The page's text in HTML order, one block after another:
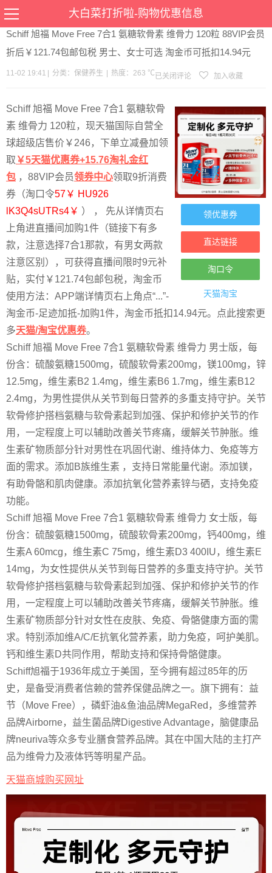
大白菜打折啦-购物优惠信息
当前位置： 优惠>保健养生>文章详情
Schiff 旭福 Move Free 7合1 氨糖软骨素 维骨力 120粒 88VIP会员
折后￥121.74包邮包税 男士、女士可选 淘金币可抵扣14.94元
11-02 19:41 分类： 保健养生 热度：263 ℃ 已关闭评论 加入收藏
领优惠券
直达链接
淘口令
天猫淘宝
Schiff 旭福 Move Free 7合1 氨糖软骨
素 维骨力 120粒，现天猫国际自营全
球超级店售价￥246，下单立减叠加领
取 ￥5天猫优惠券+15.76淘礼金红
包 ，88VIP会员领券中心领取9折消费
券（淘口令57￥ HU926
lK3Q4sUTRs4￥ ） ， 先从详情页右
上角进直播间加购1件（链接下有多
款，注意选择7合1那款，有男女两款
注意区别），可获得直播间限时9元补
贴，实付￥121.74包邮包税，淘金币
使用方法：APP端详情页右上角点“...”-
淘金币-足迹加抵-加购1件，淘金币抵扣14.94元。点此搜索更
多天猫/淘宝优惠券。
Schiff 旭福 Move Free 7合1 氨糖软骨素 维骨力 男士版，每
份含：硫酸氨糖1500mg，硫酸软骨素200mg，镁100mg，锌
12.5mg，维生素B2 1.4mg，维生素B6 1.7mg，维生素B12
2.4mg，为男性提供从关节到每日营养的多重支持守护。关节
软骨修护搭档氨糖与软骨素起到加强、保护和修护关节的作
用，一定程度上可以辅助改善关节疼痛，缓解关节肿胀。维
生素矿物质部分针对男性在巩固代谢、维持体力、免疫等方
面的需求。添加B族维生素 ，支持日常能量代谢。添加镁，
有助骨骼和肌肉健康。添加抗氧化营养素锌与硒，支持免疫
功能。
Schiff 旭福 Move Free 7合1 氨糖软骨素 维骨力 女士版，每
份含：硫酸氨糖1500mg，硫酸软骨素200mg，钙400mg，维
生素A 60mcg，维生素C 75mg，维生素D3 400IU，维生素E
14mg，为女性提供从关节到每日营养的多重支持守护。关节
软骨修护搭档氨糖与软骨素起到加强、保护和修护关节的作
用，一定程度上可以辅助改善关节疼痛，缓解关节肿胀。维
生素矿物质部分针对女性在皮肤、免疫、骨骼健康方面的需
求。特别添加维A/C/E抗氧化营养素，助力免疫，呵护美肌。
钙和维生素D共同作用，帮助支持和保持骨骼健康。
Schiff旭福于1936年成立于美国，至今拥有超过85年的历
史，是备受消费者信赖的营养保健品牌之一。旗下拥有：益
节（Move Free），磷虾油&鱼油品牌MegaRed，多维营养
品牌Airborne，益生菌品牌Digestive Advantage，脑健康品
牌neuriva等众多专业膳食营养品牌。其在中国大陆的主打产
品为维骨力及液体钙等明星产品。
天猫商城购买网址